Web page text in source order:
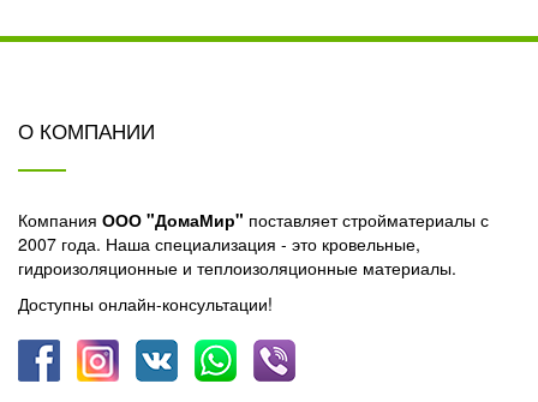
О КОМПАНИИ
Компания ООО "ДомаМир" поставляет стройматериалы с
2007 года. Наша специализация - это кровельные,
гидроизоляционные и теплоизоляционные материалы.
Доступны онлайн-консультации!